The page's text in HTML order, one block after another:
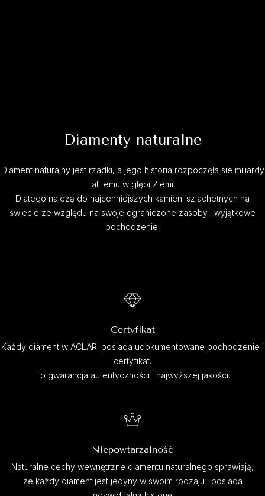
Diamenty naturalne
Diament naturalny jest rzadki, a jego historia rozpoczęła sie miliardy
lat temu w głębi Ziemi.
Dlatego należą do najcenniejszych kamieni szlachetnych na
świecie ze względu na swoje ograniczone zasoby i wyjątkowe
pochodzenie.
Certyfikat
Każdy diament w ACLARI posiada udokumentowane pochodzenie i
certyfikat.
To gwarancja autentyczności i najwyższej jakości.
Niepowtarzalność
Naturalne cechy wewnętrzne diamentu naturalnego sprawiają,
że każdy diament jest jedyny w swoim rodzaju i posiada